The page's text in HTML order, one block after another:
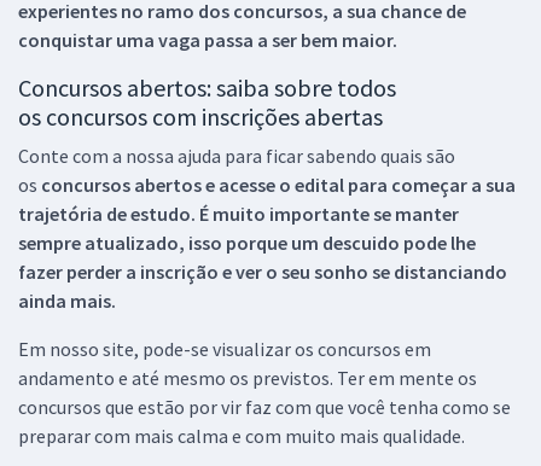
experientes no ramo dos concursos, a sua chance de
conquistar uma vaga passa a ser bem maior.
Concursos abertos: saiba sobre todos
os concursos com inscrições abertas
Conte com a nossa ajuda para ficar sabendo quais são
os concursos abertos e acesse o edital para começar a sua
trajetória de estudo. É muito importante se manter
sempre atualizado, isso porque um descuido pode lhe
fazer perder a inscrição e ver o seu sonho se distanciando
ainda mais.
Em nosso site, pode-se visualizar os concursos em
andamento e até mesmo os previstos. Ter em mente os
concursos que estão por vir faz com que você tenha como se
preparar com mais calma e com muito mais qualidade.